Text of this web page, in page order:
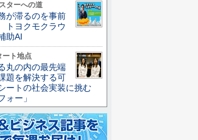
ターへの道
が滞るのを事前
ヨクモクラウ
助AI
ート地点
丸の内の最先端
題を解決する可
ートの社会実装に挑む
ォー」